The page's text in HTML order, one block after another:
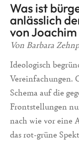
Was ist
anlässlich
von
Von Barbara
Ideologisch
Vereinfachungen.
Schema auf die
Frontstellungen
nach wie vor eine
das rot-grüne